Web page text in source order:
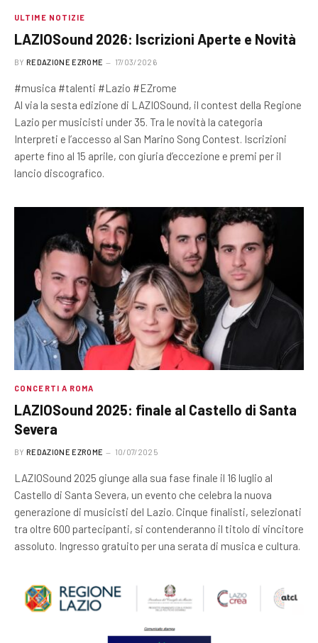
ULTIME NOTIZIE
LAZIOSound 2026: Iscrizioni Aperte e Novità
BY REDAZIONE EZROME 17/03/2026
#musica #talenti #Lazio #EZrome
Al via la sesta edizione di LAZIOSound, il contest della Regione
Lazio per musicisti under 35. Tra le novità la categoria
Interpreti e l’accesso al San Marino Song Contest. Iscrizioni
aperte fino al 15 aprile, con giuria d’eccezione e premi per il
lancio discografico.
CONCERTI A ROMA
LAZIOSound 2025: finale al Castello di Santa
Severa
BY REDAZIONE EZROME 10/07/2025
LAZIOSound 2025 giunge alla sua fase finale il 16 luglio al
Castello di Santa Severa, un evento che celebra la nuova
generazione di musicisti del Lazio. Cinque finalisti, selezionati
tra oltre 600 partecipanti, si contenderanno il titolo di vincitore
assoluto. Ingresso gratuito per una serata di musica e cultura.